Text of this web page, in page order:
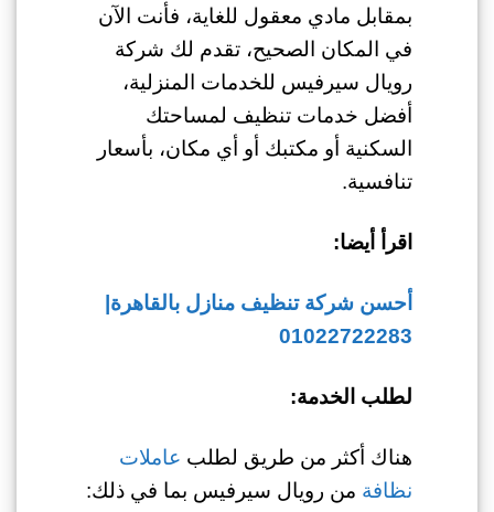
بمقابل مادي معقول للغاية، فأنت الآن
في المكان الصحيح، تقدم لك شركة
رويال سيرفيس للخدمات المنزلية،
أفضل خدمات تنظيف لمساحتك
السكنية أو مكتبك أو أي مكان، بأسعار
تنافسية.
اقرأ أيضا:
أحسن شركة تنظيف منازل بالقاهرة|
01022722283
لطلب الخدمة:
هناك أكثر من طريق لطلب عاملات
نظافة من رويال سيرفيس بما في ذلك: